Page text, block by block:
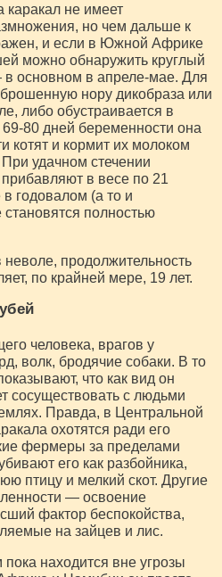
каракал не имеет
но чем дальше к
и если в Южной Африке
можно обнаружить круглый
основном в апреле-мае. Для
нору дикобраза или
либо обустраивается в
69-80 дней беременности она
котят и кормит их молоком
удачном стечении
в весе по 21
годовалом (а то и
полностью
продолжительность
по крайней мере, 19 лет.
человека, врагов у
волк, бродячие собаки. В то
что как вид он
сосуществовать с людьми
Правда, в Центральной
охотятся ради его
фермеры за пределами
его как разбойника,
птицу и мелкий скот. Другие
— освоение
фактор беспокойства,
на зайцев и лис.
находится вне угрозы